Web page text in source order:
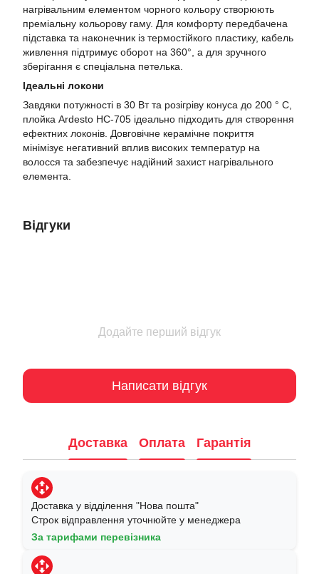
нагрівальним елементом чорного кольору створюють
преміальну кольорову гаму. Для комфорту передбачена
підставка та наконечник із термостійкого пластику, кабель
живлення підтримує оборот на 360°, а для зручного
зберігання є спеціальна петелька.
Ідеальні локони
Завдяки потужності в 30 Вт та розігріву конуса до 200 ° C,
плойка Ardesto HC-705 ідеально підходить для створення
ефектних локонів. Довговічне керамічне покриття
мінімізує негативний вплив високих температур на
волосся та забезпечує надійний захист нагрівального
елемента.
Відгуки
Додайте перший відгук
Написати відгук
Доставка Оплата Гарантія
Доставка у відділення "Нова пошта"
Строк відправлення уточнюйте у менеджера
За тарифами перевізника